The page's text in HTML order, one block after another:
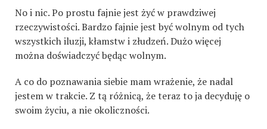
No i nic. Po prostu fajnie jest żyć w prawdziwej
rzeczywistości. Bardzo fajnie jest być wolnym od tych
wszystkich iluzji, kłamstw i złudzeń. Dużo więcej
można doświadczyć będąc wolnym.
A co do poznawania siebie mam wrażenie, że nadal
jestem w trakcie. Z tą różnicą, że teraz to ja decyduję o
swoim życiu, a nie okoliczności.